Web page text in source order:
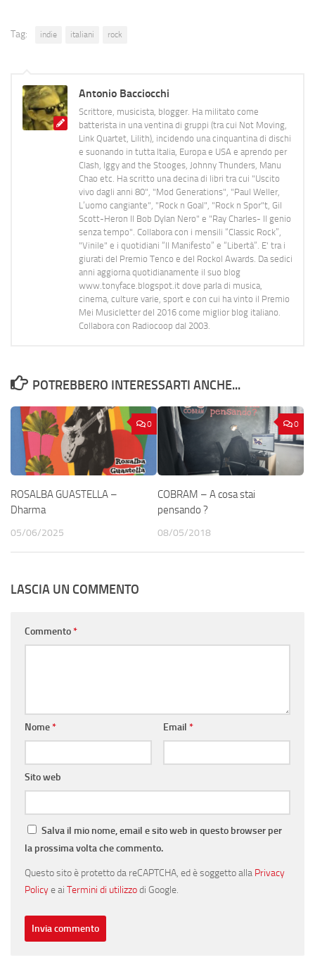
Tag: indie italiani rock
Antonio Bacciocchi
Scrittore, musicista, blogger. Ha militato come
batterista in una ventina di gruppi (tra cui Not Moving,
Link Quartet, Lilith), incidendo una cinquantina di dischi
e suonando in tutta Italia, Europa e USA e aprendo per
Clash, Iggy and the Stooges, Johnny Thunders, Manu
Chao etc. Ha scritto una decina di libri tra cui "Uscito
vivo dagli anni 80", "Mod Generations", "Paul Weller,
L’uomo cangiante", "Rock n Goal", "Rock n Spor"t, Gil
Scott-Heron Il Bob Dylan Nero" e "Ray Charles- Il genio
senza tempo". Collabora con i mensili “Classic Rock”,
"Vinile" e i quotidiani “Il Manifesto” e “Libertà”. E' tra i
giurati del Premio Tenco e del Rockol Awards. Da sedici
anni aggiorna quotidianamente il suo blog
www.tonyface.blogspot.it dove parla di musica,
cinema, culture varie, sport e con cui ha vinto il Premio
Mei Musicletter del 2016 come miglior blog italiano.
Collabora con Radiocoop dal 2003.
POTREBBERO INTERESSARTI ANCHE...
0
ROSALBA GUASTELLA –
Dharma
05/06/2025
0
COBRAM – A cosa stai
pensando ?
08/05/2018
LASCIA UN COMMENTO
Commento*
Nome* Email *
Sito web
Salva il mio nome, email e sito web in questo browser per
la prossima volta che commento.
Questo sito è protetto da reCAPTCHA, ed è soggetto alla Privacy
Policye ai Termini di utilizzodi Google.